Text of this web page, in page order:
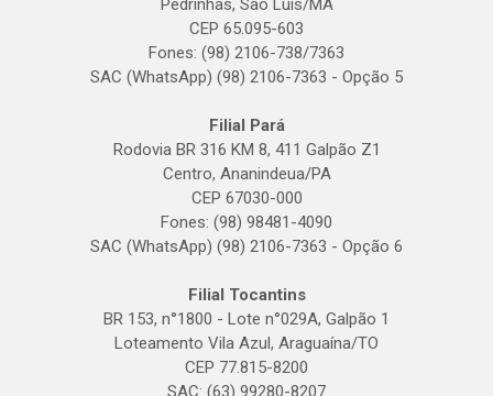
Pedrinhas, São Luís/MA
CEP 65.095-603
Fones: (98) 2106-738/7363
SAC (WhatsApp) (98) 2106-7363 - Opção 5
Filial Pará
Rodovia BR 316 KM 8, 411 Galpão Z1
Centro, Ananindeua/PA
CEP 67030-000
Fones: (98) 98481-4090
SAC (WhatsApp) (98) 2106-7363 - Opção 6
Filial Tocantins
BR 153, n°1800 - Lote n°029A, Galpão 1
Loteamento Vila Azul, Araguaína/TO
CEP 77.815-8200
SAC: (63) 99280-8207